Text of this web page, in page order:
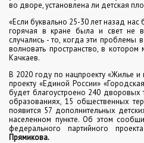
во дворе, установлена ли детская
«Если буквально 25-30 лет назад
горячая в кране была и свет не
случались - то, когда эти проблемы
волновать пространство, в
Качкаев.
В 2020 году по нацпроекту «Жилье и
проекту «Единой России»
будет благоустроено 240 дворовых
образованиях, 15 общественных
появится 57 дополнительных
населенном пункте. Об этом
федерального партийного
Прямикова.